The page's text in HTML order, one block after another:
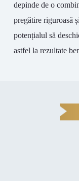
depinde de o
pregătire riguroasă
potențialul să
astfel la rezultate